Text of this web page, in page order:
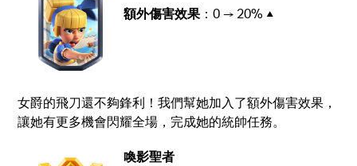
額外傷害效果 ：0 → 20% ▲
女爵的飛刀還不夠鋒利！我們幫她加入了額外傷害效果，
讓她有更多機會閃耀全場，完成她的統帥任務。
喚影聖者